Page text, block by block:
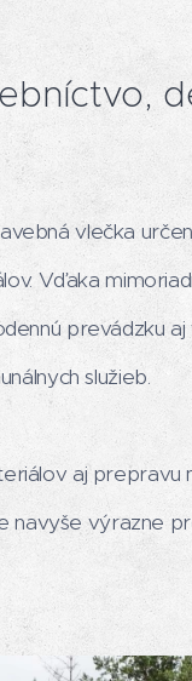
vlečka
Vďaka
prevádzku
služieb.
aj prepravu
výrazne